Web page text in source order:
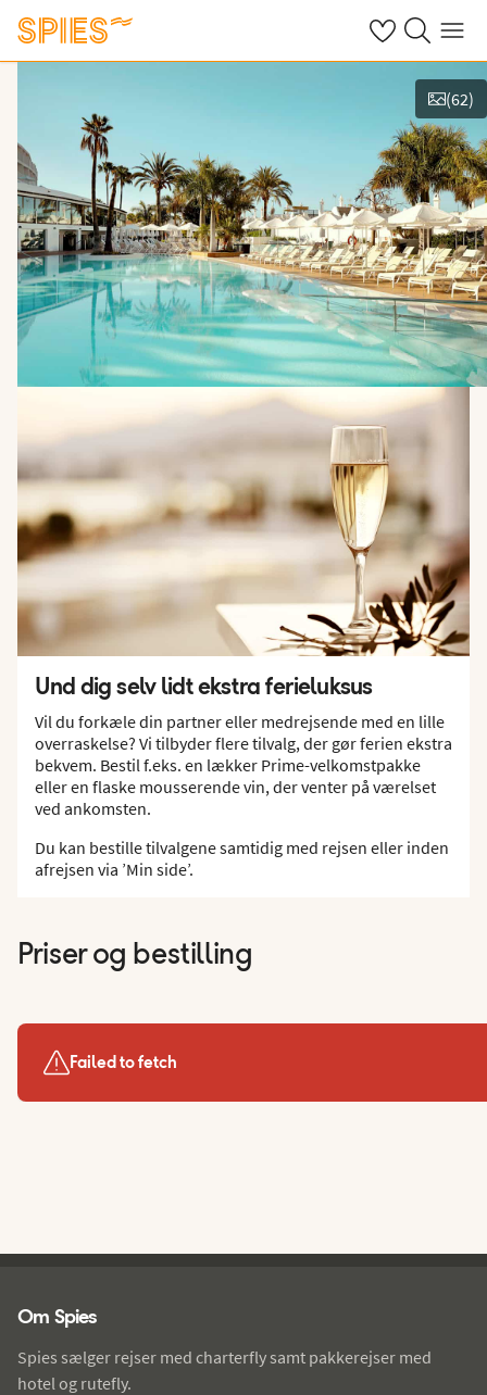
Se dine gemte
Søg påMenu
Vis billeder
(62)
Und dig selv lidt ekstra ferieluksus
Vil du forkæle din partner eller medrejsende med en lille
overraskelse? Vi tilbyder flere tilvalg, der gør ferien ekstra
bekvem. Bestil f.eks. en lækker Prime-velkomstpakke
eller en flaske mousserende vin, der venter på værelset
ved ankomsten.
Du kan bestille tilvalgene samtidig med rejsen eller inden
afrejsen via ’Min side’.
Priser og bestilling
Failed to fetch
Om Spies
Spies sælger rejser med charterfly samt pakkerejser med
hotel og rutefly.